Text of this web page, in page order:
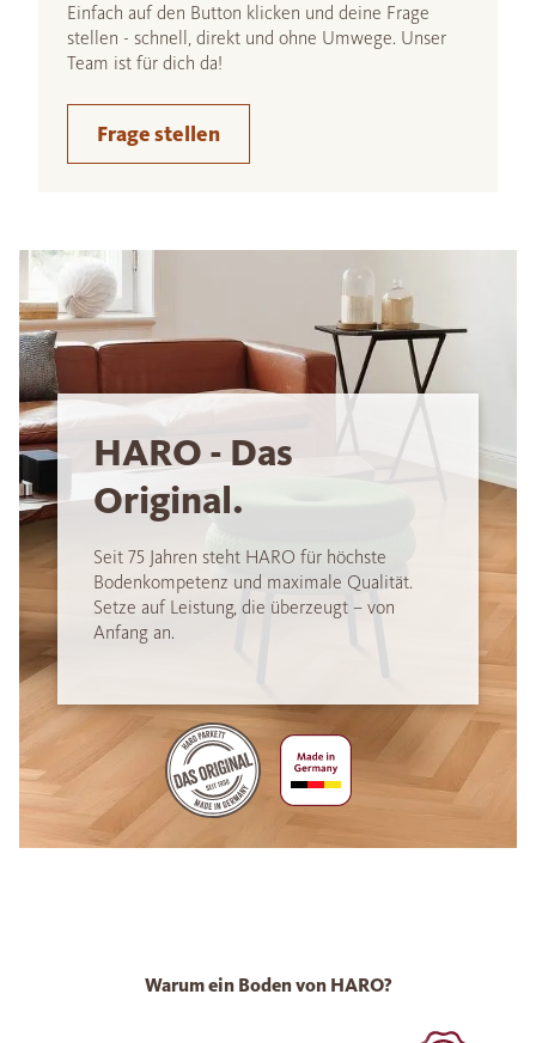
Einfach auf den Button klicken und deine Frage
stellen - schnell, direkt und ohne Umwege. Unser
Team ist für dich da!
Frage stellen
HARO - Das
Original.
Seit 75 Jahren steht HARO für höchste
Bodenkompetenz und maximale Qualität.
Setze auf Leistung, die überzeugt – von
Anfang an.
Warum ein Boden von HARO?